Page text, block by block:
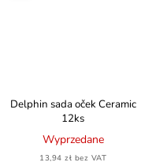
Delphin sada oček Ceramic
12ks
Wyprzedane
13,94 zł bez VAT